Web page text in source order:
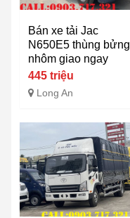
Bán xe tải Jac
N650E5 thùng bửng
nhôm giao ngay
445 triệu
Long An